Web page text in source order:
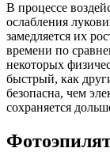
В процессе
ослабления
замедляется их
времени по
некоторых
быстрый, как
безопасна, чем
сохраняется